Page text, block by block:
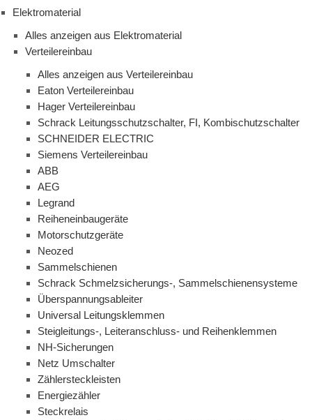
Elektromaterial
Alles anzeigen aus Elektromaterial
Verteilereinbau
Alles anzeigen aus Verteilereinbau
Eaton Verteilereinbau
Hager Verteilereinbau
Schrack Leitungsschutzschalter, FI, Kombischutzschalter
SCHNEIDER ELECTRIC
Siemens Verteilereinbau
ABB
AEG
Legrand
Reiheneinbaugeräte
Motorschutzgeräte
Neozed
Sammelschienen
Schrack Schmelzsicherungs-, Sammelschienensysteme
Überspannungsableiter
Universal Leitungsklemmen
Steigleitungs-, Leiteranschluss- und Reihenklemmen
NH-Sicherungen
Netz Umschalter
Zählersteckleisten
Energiezähler
Steckrelais